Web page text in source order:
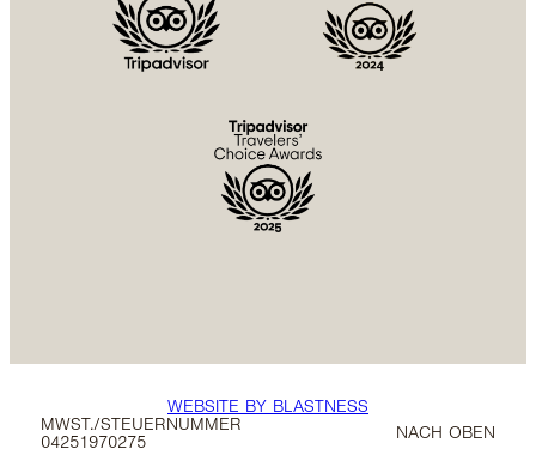
MWST./STEUERNUMMER
04251970275
WEBSITE BY BLASTNESS
NACH OBEN